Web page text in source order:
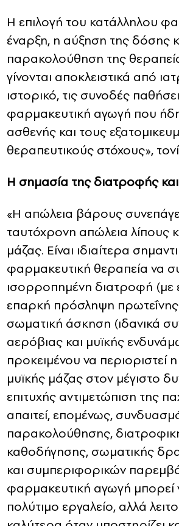
Η επιλογή του κατάλληλου
έναρξη, η αύξηση της δόσης
παρακολούθηση της
γίνονται αποκλειστικά από
ιστορικό, τις συνοδές
φαρμακευτική αγωγή που
ασθενής και τους
θεραπευτικούς στόχους»,
Η σημασία της διατροφής
«Η απώλεια βάρους
ταυτόχρονη απώλεια λίπους
μάζας. Είναι ιδιαίτερα
φαρμακευτική θεραπεία να
ισορροπημένη διατροφή
επαρκή πρόσληψη
σωματική άσκηση (ιδανικά
αερόβιας και μυϊκής
προκειμένου να περιοριστεί
μυϊκής μάζας στον μέγιστο
επιτυχής αντιμετώπιση της
απαιτεί, επομένως,
παρακολούθησης,
καθοδήγησης, σωματικής
και συμπεριφορικών
φαρμακευτική αγωγή μπορεί
πολύτιμο εργαλείο, αλλά